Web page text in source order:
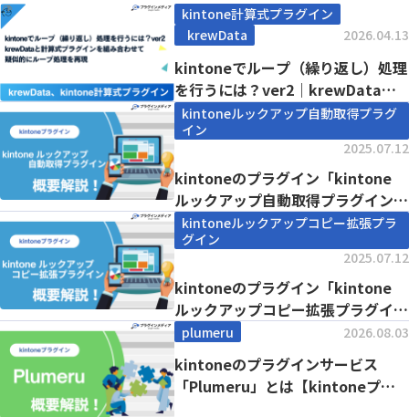
kintone計算式プラグイン
krewData
2026.04.13
kintoneでループ（繰り返し）処理
を行うには？ver2｜krewDataと
計...
kintoneルックアップ自動取得プラグ
イン
2025.07.12
kintoneのプラグイン「kintone
ルックアップ自動取得プラグイン」
とは...
kintoneルックアップコピー拡張プラ
グイン
2025.07.12
kintoneのプラグイン「kintone
ルックアップコピー拡張プラグイ
ン」と...
plumeru 2026.08.03
kintoneのプラグインサービス
「Plumeru」とは【kintoneプラ